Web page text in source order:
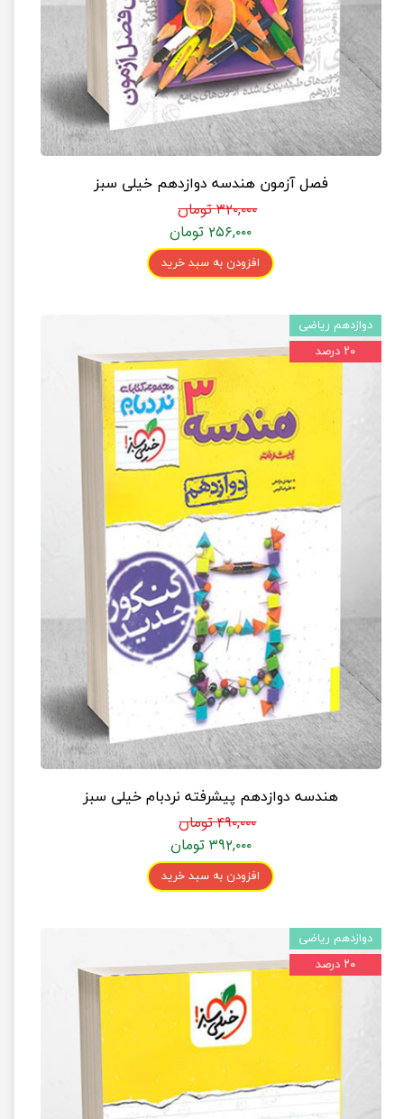
فصل آزمون هندسه دوازدهم خیلی سبز
۳۲۰,۰۰۰ تومان
۲۵۶,۰۰۰ تومان
افزودن به سبد خرید
هندسه دوازدهم پیشرفته نردبام خیلی سبز
۴۹۰,۰۰۰ تومان
۳۹۲,۰۰۰ تومان
افزودن به سبد خرید
دوازدهم ریاضی
۲۰ درصد
دوازدهم ریاضی
۲۰ درصد